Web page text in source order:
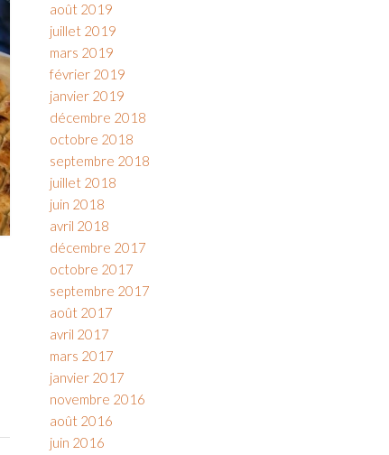
août 2019
juillet 2019
mars 2019
février 2019
janvier 2019
décembre 2018
octobre 2018
septembre 2018
juillet 2018
juin 2018
avril 2018
décembre 2017
octobre 2017
septembre 2017
août 2017
avril 2017
mars 2017
janvier 2017
novembre 2016
août 2016
juin 2016